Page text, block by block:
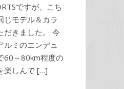
ですが、こち
じモデル＆カラ
だきました。 今
ルミのエンデュ
60～80km程度の
楽しんで […]